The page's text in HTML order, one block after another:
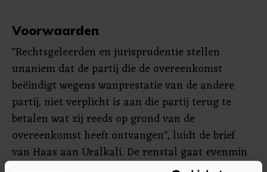
Voorwaarden
"Rechtsgeleerden en jurisprudentie stellen
unaniem dat de partij die de overeenkomst
beëindigt wegens wanprestatie van de andere
partij, niet verplicht is aan die partij terug te
betalen wat zij reeds op grond van de
overeenkomst heeft ontvangen", luidt de brief
van Haas aan Uralkali. De renstal gaat evenmin